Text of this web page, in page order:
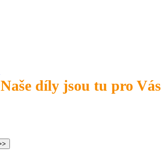
Naše díly jsou tu pro Vás